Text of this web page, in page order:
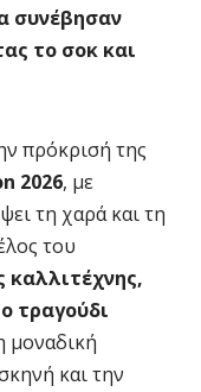
συνέβησαν
το σοκ και
πρόκρισή της
2026, με
τη χαρά και τη
του
καλλιτέχνης,
τραγούδι
μοναδική
και την